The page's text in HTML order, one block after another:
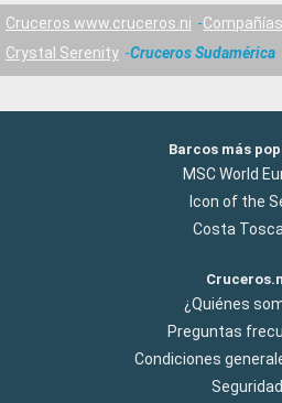
Cruceros www.cruceros.ni Compañías
Crystal Serenity
Cruceros Sudamérica
Barcos más
MSC World
Icon of the
Costa
¿Quiénes
Preguntas
Condiciones
Seguridad